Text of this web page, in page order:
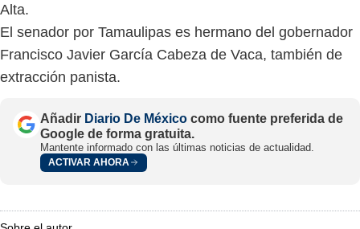
Alta.
El senador por Tamaulipas es hermano del gobernador
Francisco Javier García Cabeza de Vaca, también de
extracción panista.
Añadir Diario De México como fuente preferida de
Google de forma gratuita.
Mantente informado con las últimas noticias de actualidad.
ACTIVAR AHORA